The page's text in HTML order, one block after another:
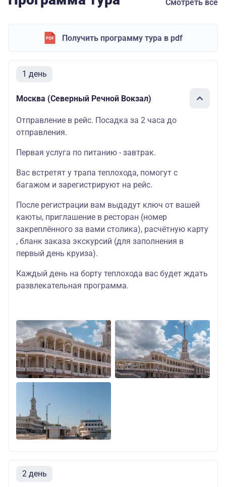
Смотреть все
Получить программу тура в pdf
1 день
Москва (Северный Речной Вокзал)
Отправление в рейс. Посадка за 2 часа до
отправления.
Первая услуга по питанию - завтрак.
Вас встретят у трапа теплохода, помогут с
багажом и зарегистрируют на рейс.
После регистрации вам выдадут ключ от вашей
каюты, приглашение в ресторан (номер
закреплённого за вами столика), расчётную карту
, бланк заказа экскурсий (для заполнения в
первый день круиза).
Каждый день на борту теплохода вас будет ждать
развлекательная программа.
2 день